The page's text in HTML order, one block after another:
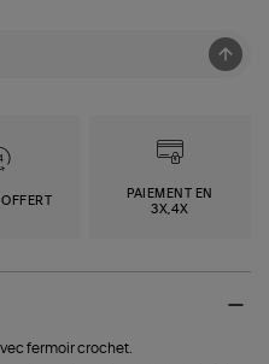
PAIEMENT EN
3X,4X
fermoir crochet.